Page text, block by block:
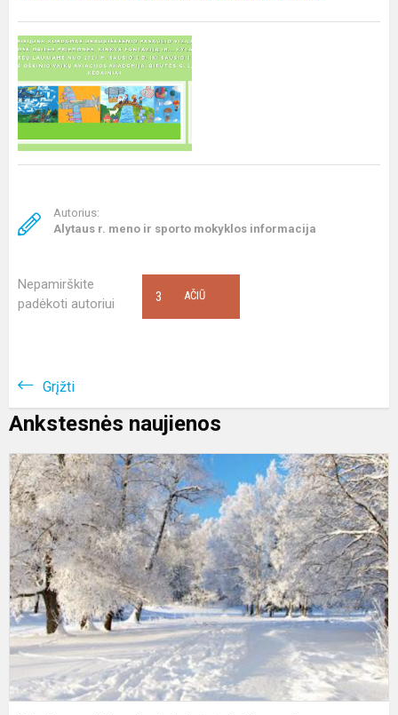
Autorius:
Alytaus r. meno ir sporto mokyklos informacija
Nepamirškite
padėkoti autoriui
AČIŪ
3
Grįžti
Ankstesnės naujienos